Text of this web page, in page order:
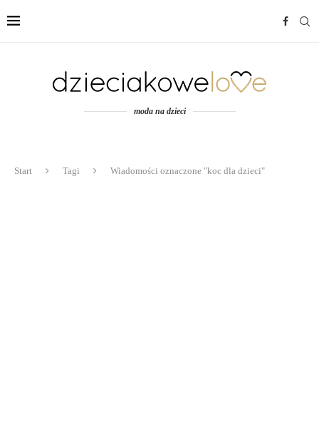
moda na dzieci
Start Tagi Wiadomości oznaczone "koc dla dzieci"